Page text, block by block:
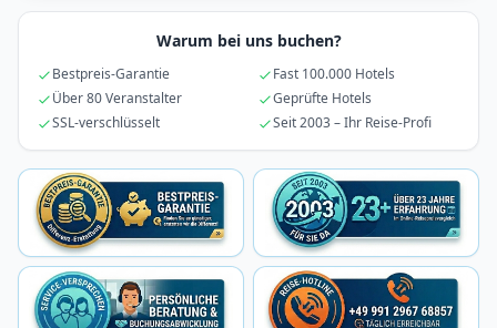
Warum bei uns buchen?
Bestpreis-Garantie
Fast 100.000 Hotels
Über 80 Veranstalter
Geprüfte Hotels
SSL-verschlüsselt
Seit 2003 – Ihr Reise-Profi